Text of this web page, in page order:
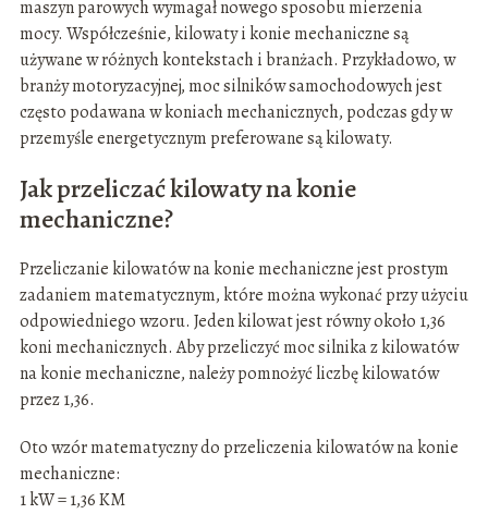
maszyn parowych wymagał nowego sposobu mierzenia
mocy. Współcześnie, kilowaty i konie mechaniczne są
używane w różnych kontekstach i branżach. Przykładowo, w
branży motoryzacyjnej, moc silników samochodowych jest
często podawana w koniach mechanicznych, podczas gdy w
przemyśle energetycznym preferowane są kilowaty.
Jak przeliczać kilowaty na konie
mechaniczne?
Przeliczanie kilowatów na konie mechaniczne jest prostym
zadaniem matematycznym, które można wykonać przy użyciu
odpowiedniego wzoru. Jeden kilowat jest równy około 1,36
koni mechanicznych. Aby przeliczyć moc silnika z kilowatów
na konie mechaniczne, należy pomnożyć liczbę kilowatów
przez 1,36.
Oto wzór matematyczny do przeliczenia kilowatów na konie
mechaniczne:
1 kW = 1,36 KM